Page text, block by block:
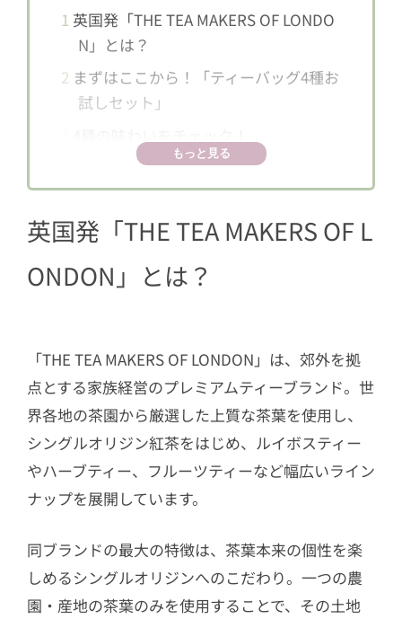
1 英国発「THE TEA MAKERS OF LONDO
N」とは？
2 まずはここから！「ティーバッグ4種お
試しセット」
シュプリーム・アールグレイ
リン
4ほかにも気になるフレーバーがいっぱ
い♡
5おうちで英国紅茶の飲み比べを楽しも
う♡
もっと見る
英国発「THE TEA MAKERS OF L
ONDON」とは？
「THE TEA MAKERS OF LONDON」は、郊外を拠
点とする家族経営のプレミアムティーブランド。世
界各地の茶園から厳選した上質な茶葉を使用し、
シングルオリジン紅茶をはじめ、ルイボスティー
やハーブティー、フルーツティーなど幅広いライン
ナップを展開しています。
同ブランドの最大の特徴は、茶葉本来の個性を楽
しめるシングルオリジンへのこだわり。一つの農
園・産地の茶葉のみを使用することで、その土地